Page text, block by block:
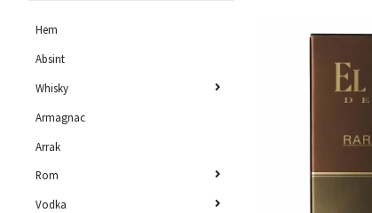
Hem
Absint
Whisky
Armagnac
Arrak
Rom
Vodka